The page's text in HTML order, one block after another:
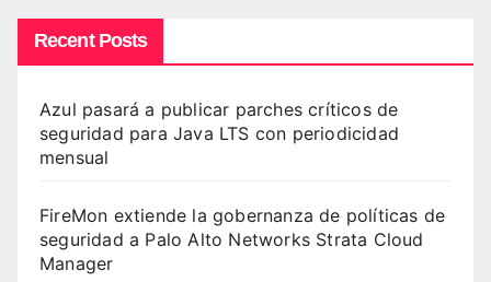
Recent Posts
Azul pasará a publicar parches críticos de
seguridad para Java LTS con periodicidad
mensual
FireMon extiende la gobernanza de políticas de
seguridad a Palo Alto Networks Strata Cloud
Manager